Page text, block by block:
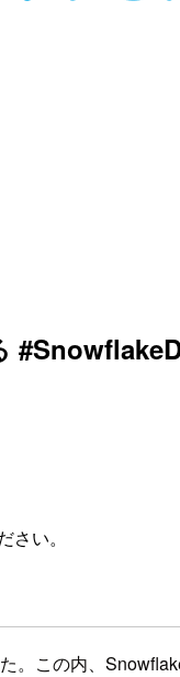
い。
この内、